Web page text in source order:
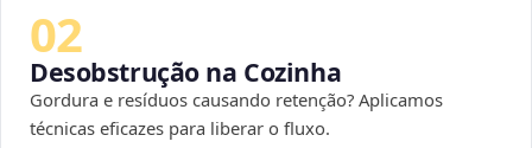
02
Desobstrução na Cozinha
Gordura e resíduos causando retenção? Aplicamos
técnicas eficazes para liberar o fluxo.